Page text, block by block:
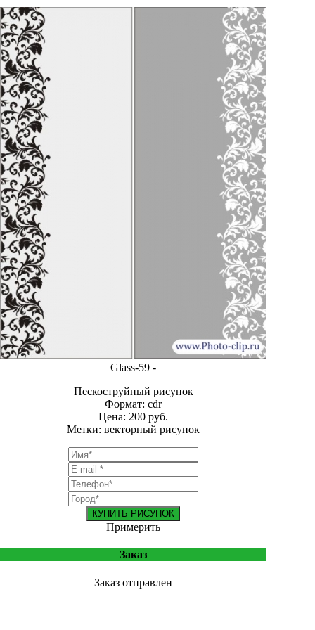
Glass-59 -
Пескоструйный рисунок
Формат: cdr
Цена: 200 руб.
Метки: векторный рисунок
КУПИТЬ РИСУНОК
Примерить
Заказ
Заказ отправлен